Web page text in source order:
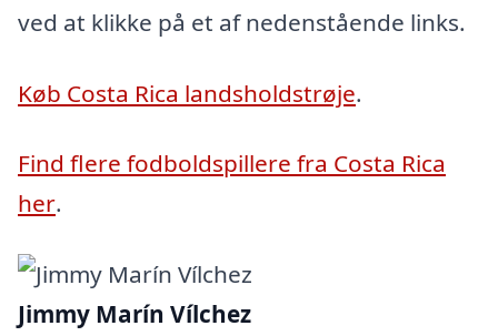
ved at klikke på et af nedenstående links.
Køb Costa Rica landsholdstrøje.
Find flere fodboldspillere fra Costa Rica
her.
Jimmy Marín Vílchez